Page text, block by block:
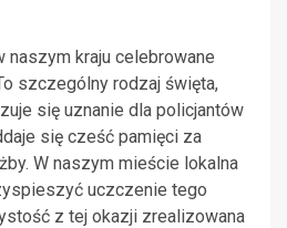
naszym kraju celebrowane
szczególny rodzaj święta,
się uznanie dla policjantów
się cześć pamięci za
W naszym mieście lokalna
uczczenie tego
z tej okazji zrealizowana